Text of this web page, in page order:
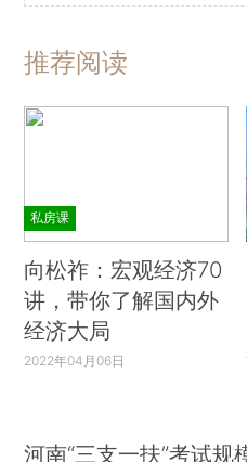
推荐阅读
私房课
向松祚：宏观经济70
讲，带你了解国内外
经济大局
2022年04月06日
河南“三支一扶”考试规